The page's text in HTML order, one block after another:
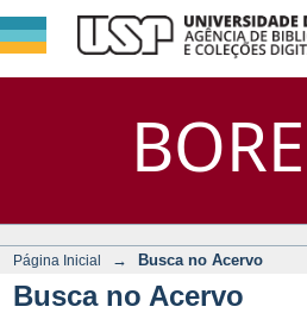
BORE
Busca no
DSpace/Manakin
Página Inicial → Busca no Acervo
Busca no Acervo